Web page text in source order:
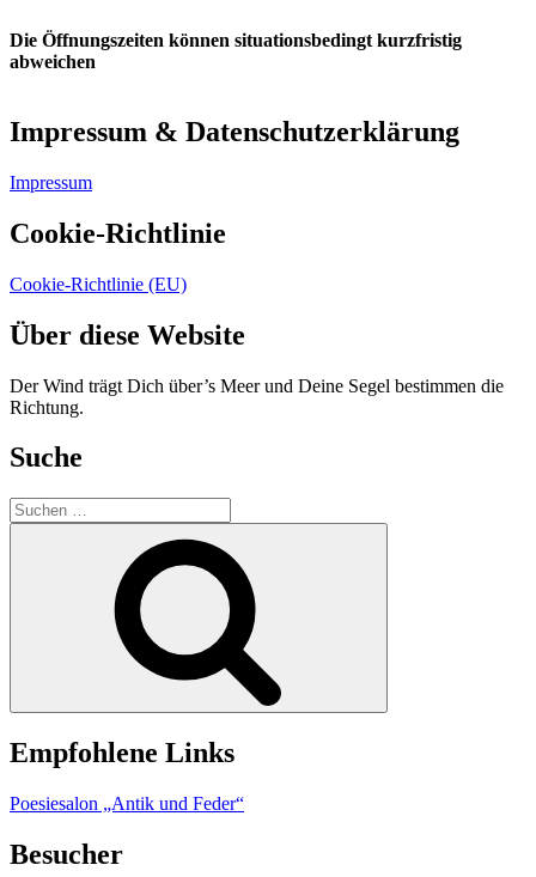
Die Öffnungszeiten können situationsbedingt kurzfristig
abweichen
Impressum & Datenschutzerklärung
Impressum
Cookie-Richtlinie
Cookie-Richtlinie (EU)
Über diese Website
Der Wind trägt Dich über’s Meer und Deine Segel bestimmen die
Richtung.
Suche
Suchen
nach:
Empfohlene Links
Poesiesalon „Antik und Feder“
Besucher